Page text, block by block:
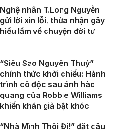
Nghệ nhân T.Long Nguyễn
gửi lời xin lỗi, thừa nhận gây
hiểu lầm về chuyện đời tư
“Siêu Sao Nguyên Thuỷ”
chính thức khởi chiếu: Hành
trình cô độc sau ánh hào
quang của Robbie Williams
khiến khán giả bật khóc
“Nhà Mình Thôi Đi!” đặt câu